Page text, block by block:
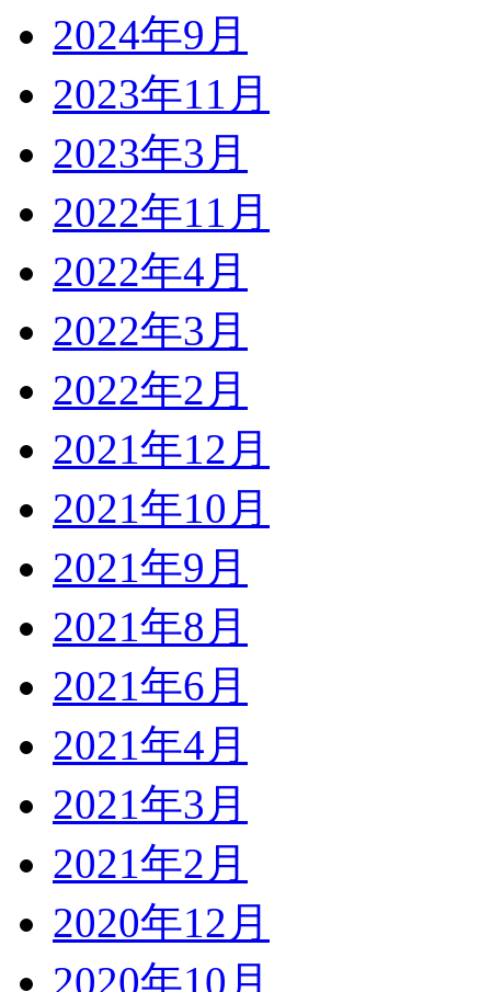
2024年9月
2023年11月
2023年3月
2022年11月
2022年4月
2022年3月
2022年2月
2021年12月
2021年10月
2021年9月
2021年8月
2021年6月
2021年4月
2021年3月
2021年2月
2020年12月
2020年10月